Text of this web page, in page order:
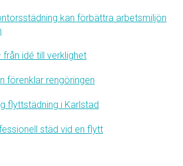
kan förbättra arbetsmiljön
från idé till verklighet
förenklar rengöringen
flyttstädning i Karlstad
städ vid en flytt